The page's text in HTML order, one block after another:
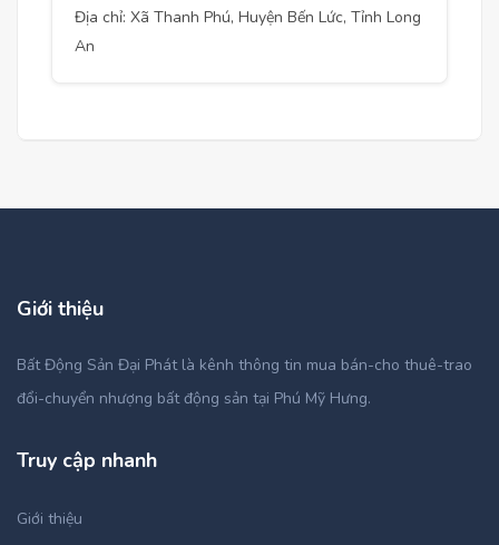
Địa chỉ: Xã Thanh Phú, Huyện Bến Lức, Tỉnh Long
An
Giới thiệu
Bất Động Sản Đại Phát là kênh thông tin mua bán-cho thuê-trao
đổi-chuyển nhượng bất động sản tại Phú Mỹ Hưng.
Truy cập nhanh
Giới thiệu